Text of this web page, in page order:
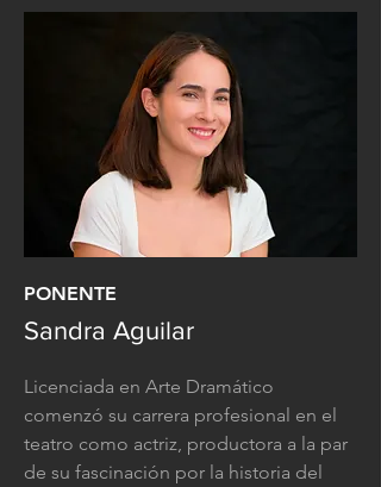
PONENTE
Sandra Aguilar
Licenciada en Arte Dramático
comenzó su carrera profesional en el
teatro como actriz, productora a la par
de su fascinación por la historia del